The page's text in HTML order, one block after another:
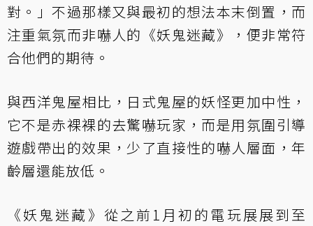
對。」不過那樣又與最初的想法本末倒置，而
注重氣氛而非嚇人的《妖鬼迷藏》，便非常符
合他們的期待。
與西洋鬼屋相比，日式鬼屋的妖怪更加中性，
它不是赤裸裸的去驚嚇玩家，而是用氛圍引導
遊戲帶出的效果，少了直接性的嚇人層面，年
齡層還能放低。
《妖鬼迷藏》從之前1月初的電玩展展到至